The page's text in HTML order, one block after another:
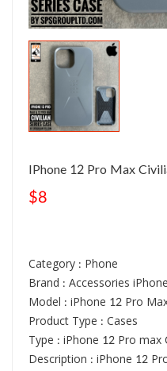
IPhone 12 Pro Max
$8
Category : Phone
Brand : Accessories
Model : iPhone 12 Pro
Product Type : Cases
Type : iPhone 12 Pro max
Description : iPhone 12